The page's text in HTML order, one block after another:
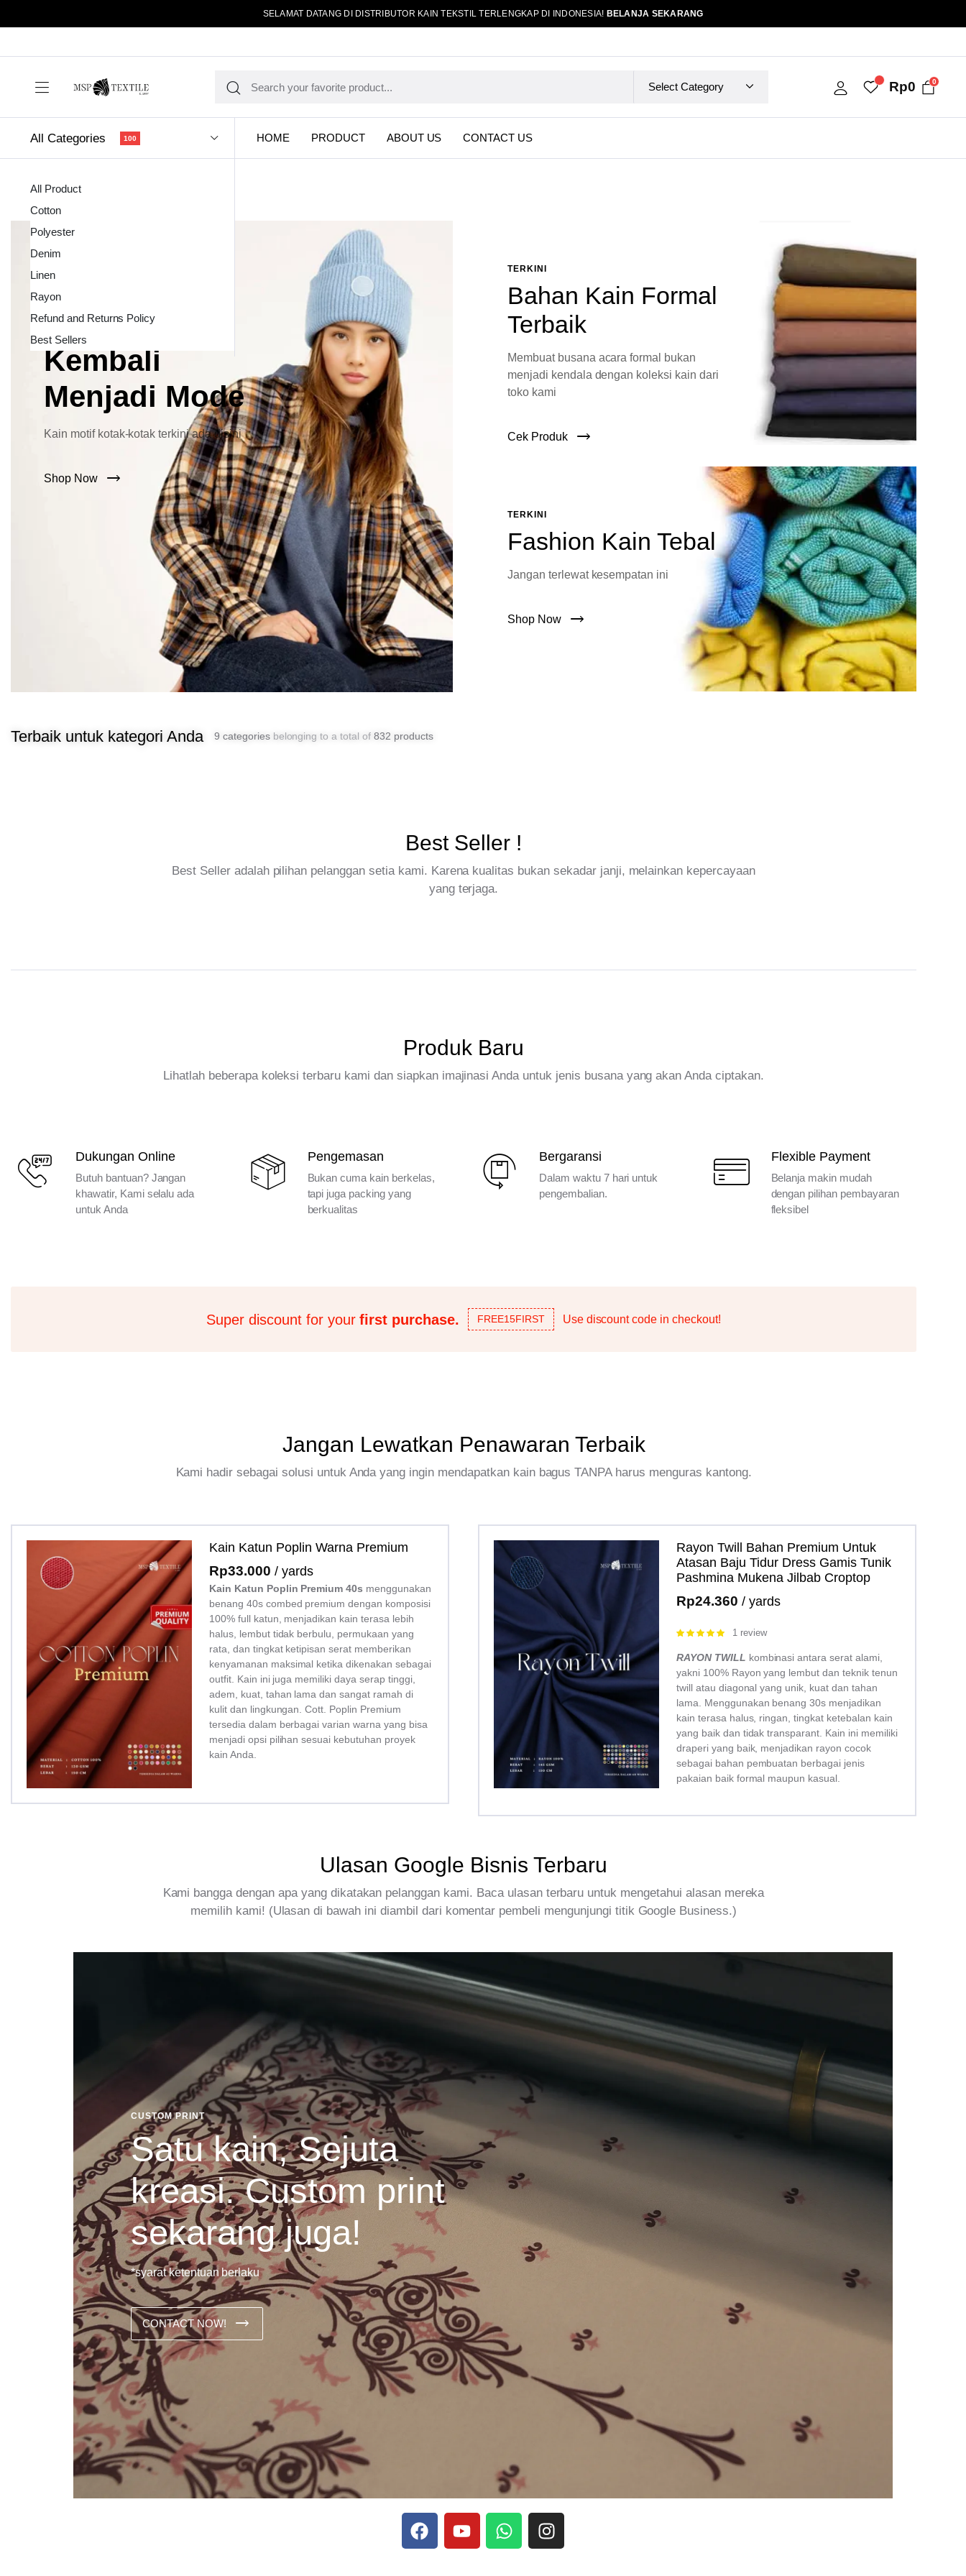
SELAMAT DATANG DI DISTRIBUTOR KAIN TEKSTIL TERLENGKAP DI INDONESIA! BELANJA SEKARANG
Rp0 0
All Categories 100
All Product
Cotton
Polyester
Denim
Linen
Rayon
Refund and Returns Policy
Best Sellers
HOME PRODUCT ABOUT US CONTACT US
Kain Pola
Lebar Kini
Kembali
Menjadi Mode
Kain motif kotak-kotak terkini ada disini
Shop Now
TERKINI
Bahan Kain Formal
Terbaik
Membuat busana acara formal bukan
menjadi kendala dengan koleksi kain dari
toko kami
Cek Produk
TERKINI
Fashion Kain Tebal
Jangan terlewat kesempatan ini
Shop Now
Terbaik untuk kategori Anda 9 categoriesbelonging to a total of 832 products
Best Seller !
Best Seller adalah pilihan pelanggan setia kami. Karena kualitas bukan sekadar janji, melainkan kepercayaan
yang terjaga.
Produk Baru
Lihatlah beberapa koleksi terbaru kami dan siapkan imajinasi Anda untuk jenis busana yang akan Anda ciptakan.
Dukungan Online
Butuh bantuan? Jangan
khawatir, Kami selalu ada
untuk Anda
Pengemasan
Bukan cuma kain berkelas,
tapi juga packing yang
berkualitas
Bergaransi
Dalam waktu 7 hari untuk
pengembalian.
Flexible Payment
Belanja makin mudah
dengan pilihan pembayaran
fleksibel
Super discount for yourfirst purchase. FREE15FIRST Use discount code in checkout!
Jangan Lewatkan Penawaran Terbaik
Kami hadir sebagai solusi untuk Anda yang ingin mendapatkan kain bagus TANPA harus menguras kantong.
Kain Katun Poplin Warna Premium
Rp33.000 / yards
Kain Katun Poplin Premium 40s menggunakan
benang 40s combed premium dengan komposisi
100% full katun, menjadikan kain terasa lebih
halus, lembut tidak berbulu, permukaan yang
rata, dan tingkat ketipisan serat memberikan
kenyamanan maksimal ketika dikenakan sebagai
outfit. Kain ini juga memiliki daya serap tinggi,
adem, kuat, tahan lama dan sangat ramah di
kulit dan lingkungan. Cott. Poplin Premium
tersedia dalam berbagai varian warna yang bisa
menjadi opsi pilihan sesuai kebutuhan proyek
kain Anda.
Rayon Twill Bahan Premium Untuk
Atasan Baju Tidur Dress Gamis Tunik
Pashmina Mukena Jilbab Croptop
Rp24.360 / yards
Rated
1 review
RAYON TWILL kombinasi antara serat alami,
yakni 100% Rayon yang lembut dan teknik tenun
twill atau diagonal yang unik, kuat dan tahan
lama. Menggunakan benang 30s menjadikan
kain terasa halus, ringan, tingkat ketebalan kain
yang baik dan tidak transparant. Kain ini memiliki
draperi yang baik, menjadikan rayon cocok
sebagai bahan pembuatan berbagai jenis
pakaian baik formal maupun kasual.
Ulasan Google Bisnis Terbaru
Kami bangga dengan apa yang dikatakan pelanggan kami. Baca ulasan terbaru untuk mengetahui alasan mereka
memilih kami! (Ulasan di bawah ini diambil dari komentar pembeli mengunjungi titik Google Business.)
CUSTOM PRINT
Satu kain, Sejuta
kreasi. Custom print
sekarang juga!
*syarat ketentuan berlaku
CONTACT NOW!